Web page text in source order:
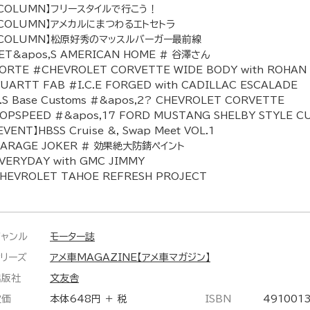
COLUMN】フリースタイルで行こう！
COLUMN】アメカルにまつわるエトセトラ
COLUMN】松原好秀のマッスルバーガー最前線
AMERICAN HOME # 谷澤さん
#CHEVROLET CORVETTE WIDE BODY with ROHAN
FAB #I.C.E FORGED with CADILLAC ESCALADE
Base Customs #&apos,2? CHEVROLET CORVETTE
#&apos,17 FORD MUSTANG SHELBY STYLE
EVENT】HBSS Cruise &, Swap Meet VOL.1
JOKER # 効果絶大防錆ペイント
with GMC JIMMY
TAHOE REFRESH PROJECT
ンル モーター誌
ーズ アメ車MAGAZINE【アメ車マガジン】
版社 文友舎
本体648円 ＋ 税 ISBN